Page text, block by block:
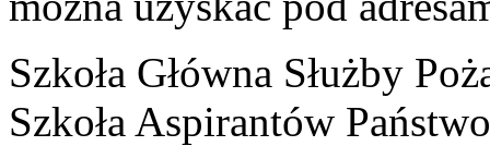
Szkoła Główna Służby
Szkoła Aspirantów